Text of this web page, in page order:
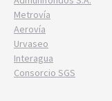
Metrovía
Aerovía
Urvaseo
Interagua
Consorcio SGS